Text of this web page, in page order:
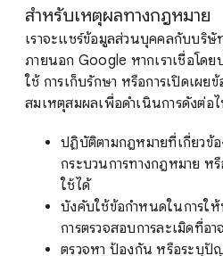
สำหรับเหตุผลทางกฎหมาย
เราจะแชร์ข้อมูลส่วนบุคคลกับบริ
ภายนอก Google หากเราเชื่อโดย
ใช้ การเก็บรักษา หรือการเปิดเผย
สมเหตุสมผลเพื่อดำเนินการดังต่อ
ปฏิบัติตามกฎหมายที่เกี่ยวข้
กระบวนการทางกฎหมาย ห
ใช้ได้
บังคับใช้ข้อกำหนดในการให้
การตรวจสอบการละเมิดที่อา
ตรวจหา ป้องกัน หรือระบุปั